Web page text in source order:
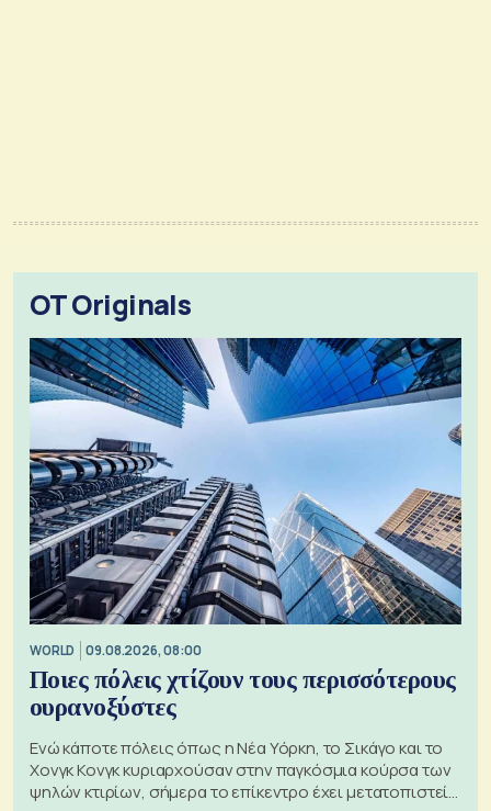
OT Originals
WORLD 09.08.2026, 08:00
Ποιες πόλεις χτίζουν τους περισσότερους
ουρανοξύστες
Ενώ κάποτε πόλεις όπως η Νέα Υόρκη, το Σικάγο και το
Χονγκ Κονγκ κυριαρχούσαν στην παγκόσμια κούρσα των
ψηλών κτιρίων, σήμερα το επίκεντρο έχει μετατοπιστεί